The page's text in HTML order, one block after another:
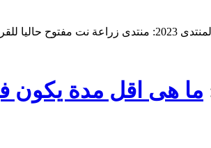
أعلاه للبحث في كافة مواضيع المدوّنة والمنتدى.
ما هى اقل مدة يكون